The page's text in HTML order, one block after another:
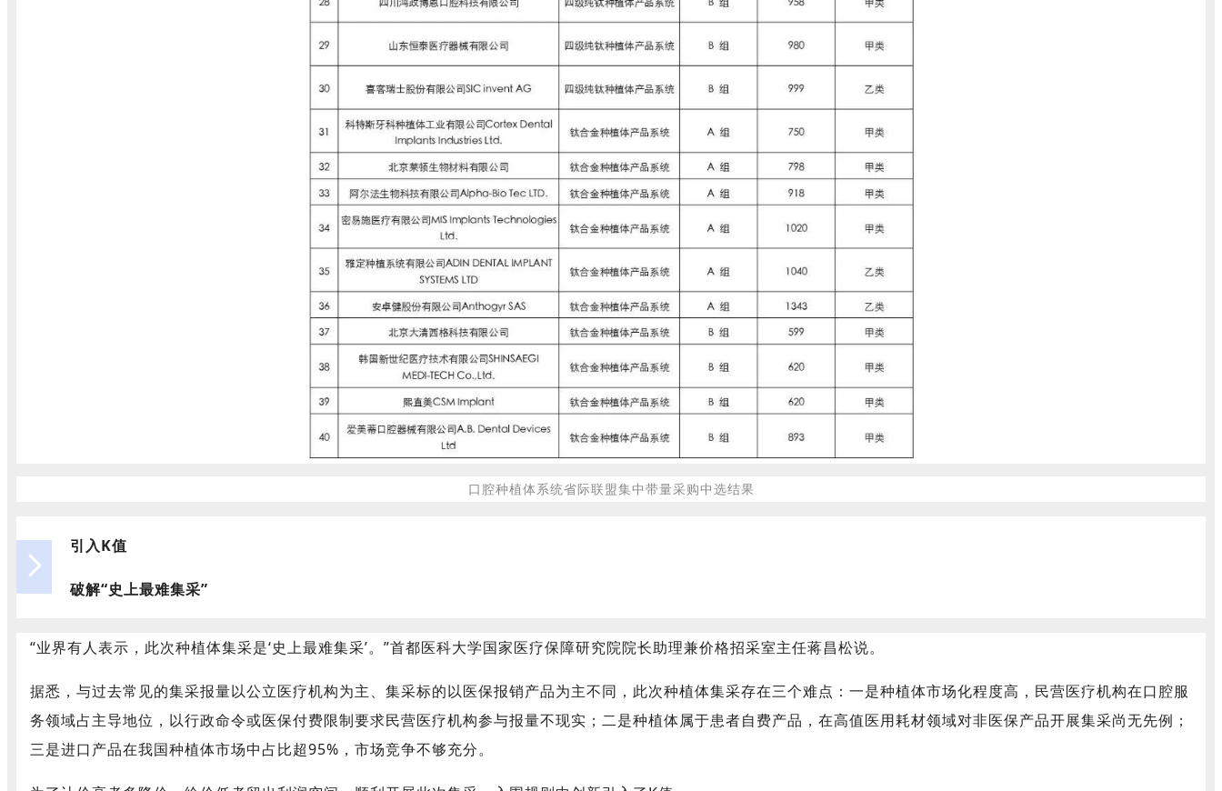
口腔种植体系统省际联盟集中带量采购中选结果
引入K值
破解“史上最难集采”
“业界有人表示，此次种植体集采是‘史上最难集采’。”首都医科大学国家医疗保障研究院院长助理兼价格招采室主任蒋昌松说。
据悉，与过去常见的集采报量以公立医疗机构为主、集采标的以医保报销产品为主不同，此次种植体集采存在三个难点：一是种植体市场化程度高，民营医疗机构在口腔服
务领域占主导地位，以行政命令或医保付费限制要求民营医疗机构参与报量不现实；二是种植体属于患者自费产品，在高值医用耗材领域对非医保产品开展集采尚无先例；
三是进口产品在我国种植体市场中占比超95%，市场竞争不够充分。